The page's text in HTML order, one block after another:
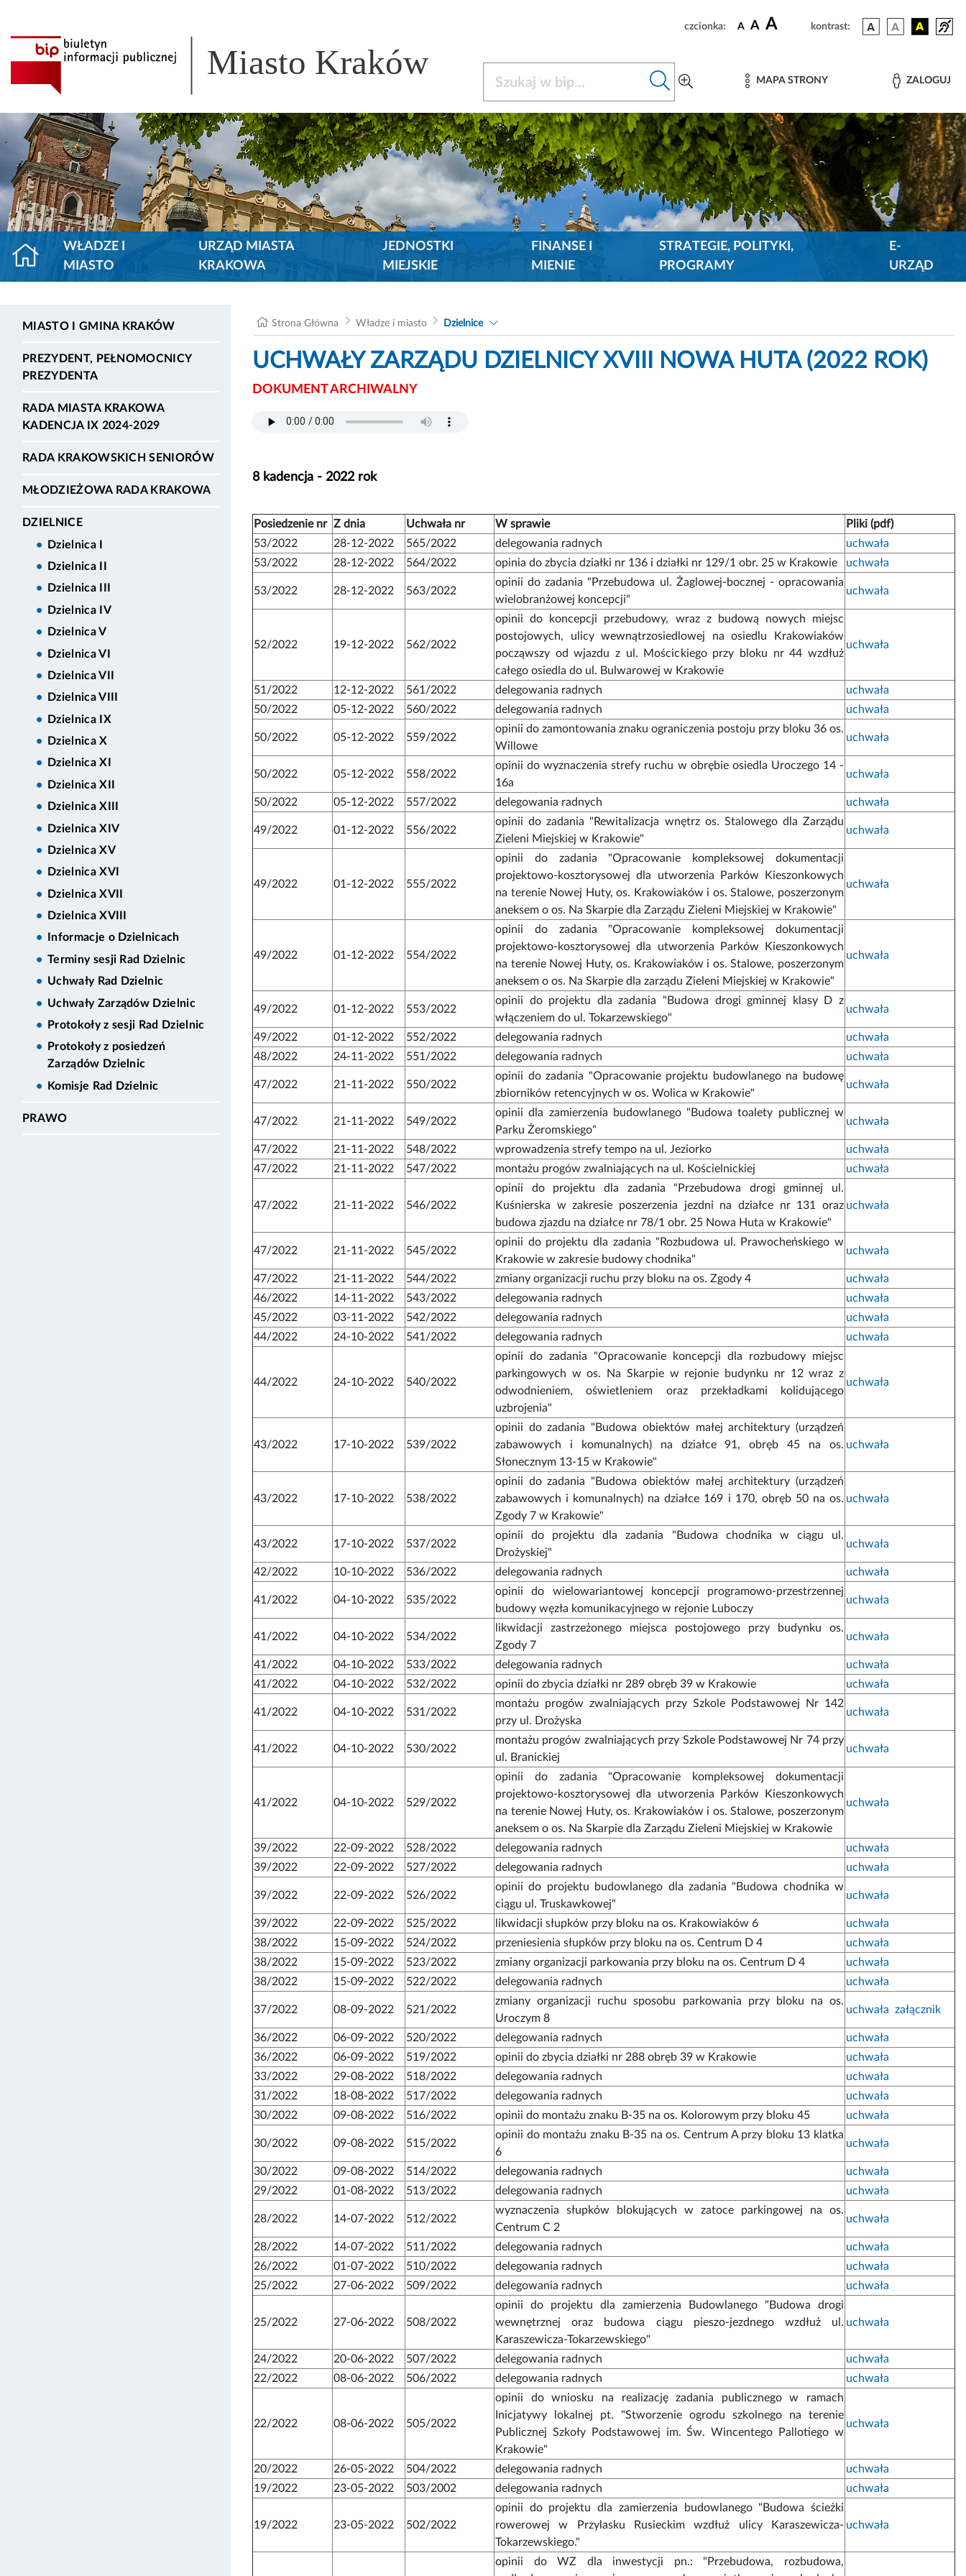
czcionka: A A A kontrast:
Miasto Kraków MAPA STRONY ZALOGUJ
WŁADZE I
MIASTO
URZĄD MIASTA
KRAKOWA
JEDNOSTKI
MIEJSKIE
FINANSE I
MIENIE
STRATEGIE, POLITYKI,
PROGRAMY
E-
URZĄD
MIASTO I GMINA KRAKÓW
PREZYDENT, PEŁNOMOCNICY
PREZYDENTA
RADA MIASTA KRAKOWA
KADENCJA IX 2024-2029
RADA KRAKOWSKICH SENIORÓW
MŁODZIEŻOWA RADA KRAKOWA
DZIELNICE
Dzielnica I
Dzielnica II
Dzielnica III
Dzielnica IV
Dzielnica V
Dzielnica VI
Dzielnica VII
Dzielnica VIII
Dzielnica IX
Dzielnica X
Dzielnica XI
Dzielnica XII
Dzielnica XIII
Dzielnica XIV
Dzielnica XV
Dzielnica XVI
Dzielnica XVII
Dzielnica XVIII
Informacje o Dzielnicach
Terminy sesji Rad Dzielnic
Uchwały Rad Dzielnic
Uchwały Zarządów Dzielnic
Protokoły z sesji Rad Dzielnic
Protokoły z posiedzeń
Zarządów Dzielnic
Komisje Rad Dzielnic
PRAWO
Strona Główna Władze i miasto Dzielnice
UCHWAŁY ZARZĄDU DZIELNICY XVIII NOWA HUTA (2022 ROK)
DOKUMENT ARCHIWALNY
8 kadencja - 2022 rok
Posiedzenie nr Z dnia Uchwała nr W sprawie
Pliki (pdf)
53/2022
28-12-2022 565/2022 delegowania radnych
uchwała
53/2022
28-12-2022 564/2022 opinia do zbycia działki nr 136 i działki nr 129/1 obr. 25 w Krakowie uchwała
53/2022 28-12-2022 563/2022
opinii do zadania "Przebudowa ul. Żaglowej-bocznej - opracowania
wielobranżowej koncepcji"
uchwała
52/2022 19-12-2022 562/2022
opinii do koncepcji przebudowy, wraz z budową nowych miejsc
postojowych, ulicy wewnątrzosiedlowej na osiedlu Krakowiaków
począwszy od wjazdu z ul. Mościckiego przy bloku nr 44 wzdłuż
całego osiedla do ul. Bulwarowej w Krakowie
uchwała
51/2022 12-12-2022 561/2022 delegowania radnych
uchwała
50/2022
05-12-2022 560/2022 delegowania radnych uchwała
50/2022 05-12-2022 559/2022
opinii do zamontowania znaku ograniczenia postoju przy bloku 36 os.
Willowe
uchwała
50/2022 05-12-2022 558/2022
opinii do wyznaczenia strefy ruchu w obrębie osiedla Uroczego 14 -
16a
uchwała
50/2022 05-12-2022 557/2022 delegowania radnych uchwała
49/2022 01-12-2022 556/2022
opinii do zadania "Rewitalizacja wnętrz os. Stalowego dla Zarządu
Zieleni Miejskiej w Krakowie"
uchwała
49/2022 01-12-2022 555/2022
opinii do zadania "Opracowanie kompleksowej dokumentacji
projektowo-kosztorysowej dla utworzenia Parków Kieszonkowych
na terenie Nowej Huty, os. Krakowiaków i os. Stalowe, poszerzonym
aneksem o os. Na Skarpie dla Zarządu Zieleni Miejskiej w Krakowie"
uchwała
49/2022 01-12-2022 554/2022
opinii do zadania "Opracowanie kompleksowej dokumentacji
projektowo-kosztorysowej dla utworzenia Parków Kieszonkowych
na terenie Nowej Huty, os. Krakowiaków i os. Stalowe, poszerzonym
aneksem o os. Na Skarpie dla zarządu Zieleni Miejskiej w Krakowie"
uchwała
49/2022 01-12-2022 553/2022
opinii do projektu dla zadania "Budowa drogi gminnej klasy D z
włączeniem do ul. Tokarzewskiego"
uchwała
49/2022 01-12-2022 552/2022 delegowania radnych
uchwała
48/2022
24-11-2022 551/2022 delegowania radnych uchwała
47/2022 21-11-2022 550/2022
opinii do zadania "Opracowanie projektu budowlanego na budowę
zbiorników retencyjnych w os. Wolica w Krakowie"
uchwała
47/2022 21-11-2022 549/2022
opinii dla zamierzenia budowlanego "Budowa toalety publicznej w
Parku Żeromskiego"
uchwała
47/2022 21-11-2022 548/2022 wprowadzenia strefy tempo na ul. Jeziorko
uchwała
47/2022
21-11-2022 547/2022 montażu progów zwalniających na ul. Kościelnickiej uchwała
47/2022 21-11-2022 546/2022
opinii do projektu dla zadania "Przebudowa drogi gminnej ul.
Kuśnierska w zakresie poszerzenia jezdni na działce nr 131 oraz
budowa zjazdu na działce nr 78/1 obr. 25 Nowa Huta w Krakowie"
uchwała
47/2022 21-11-2022 545/2022
opinii do projektu dla zadania "Rozbudowa ul. Prawocheńskiego w
Krakowie w zakresie budowy chodnika"
uchwała
47/2022 21-11-2022 544/2022 zmiany organizacji ruchu przy bloku na os. Zgody 4
uchwała
46/2022
14-11-2022 543/2022 delegowania radnych
uchwała
45/2022
03-11-2022 542/2022 delegowania radnych
uchwała
44/2022
24-10-2022 541/2022 delegowania radnych uchwała
44/2022 24-10-2022 540/2022
opinii do zadania "Opracowanie koncepcji dla rozbudowy miejsc
parkingowych w os. Na Skarpie w rejonie budynku nr 12 wraz z
odwodnieniem, oświetleniem oraz przekładkami kolidującego
uzbrojenia"
uchwała
43/2022 17-10-2022 539/2022
opinii do zadania "Budowa obiektów małej architektury (urządzeń
zabawowych i komunalnych) na działce 91, obręb 45 na os.
Słonecznym 13-15 w Krakowie"
uchwała
43/2022 17-10-2022 538/2022
opinii do zadania "Budowa obiektów małej architektury (urządzeń
zabawowych i komunalnych) na działce 169 i 170, obręb 50 na os.
Zgody 7 w Krakowie"
uchwała
43/2022 17-10-2022 537/2022
opinii do projektu dla zadania "Budowa chodnika w ciągu ul.
Drożyskiej"
uchwała
42/2022 10-10-2022 536/2022 delegowania radnych uchwała
41/2022 04-10-2022 535/2022
opinii do wielowariantowej koncepcji programowo-przestrzennej
budowy węzła komunikacyjnego w rejonie Luboczy
uchwała
41/2022 04-10-2022 534/2022
likwidacji zastrzeżonego miejsca postojowego przy budynku os.
Zgody 7
uchwała
41/2022 04-10-2022 533/2022 delegowania radnych
uchwała
41/2022
04-10-2022 532/2022 opinii do zbycia działki nr 289 obręb 39 w Krakowie uchwała
41/2022 04-10-2022 531/2022
montażu progów zwalniających przy Szkole Podstawowej Nr 142
przy ul. Drożyska
uchwała
41/2022 04-10-2022 530/2022
montażu progów zwalniających przy Szkole Podstawowej Nr 74 przy
ul. Branickiej
uchwała
41/2022 04-10-2022 529/2022
opinii do zadania "Opracowanie kompleksowej dokumentacji
projektowo-kosztorysowej dla utworzenia Parków Kieszonkowych
na terenie Nowej Huty, os. Krakowiaków i os. Stalowe, poszerzonym
aneksem o os. Na Skarpie dla Zarządu Zieleni Miejskiej w Krakowie
uchwała
39/2022 22-09-2022 528/2022 delegowania radnych
uchwała
39/2022
22-09-2022 527/2022 delegowania radnych uchwała
39/2022 22-09-2022 526/2022
opinii do projektu budowlanego dla zadania "Budowa chodnika w
ciągu ul. Truskawkowej"
uchwała
39/2022 22-09-2022 525/2022 likwidacji słupków przy bloku na os. Krakowiaków 6
uchwała
38/2022
15-09-2022 524/2022 przeniesienia słupków przy bloku na os. Centrum D 4
uchwała
38/2022
15-09-2022 523/2022 zmiany organizacji parkowania przy bloku na os. Centrum D 4
uchwała
38/2022
15-09-2022 522/2022 delegowania radnych uchwała
37/2022 08-09-2022 521/2022
zmiany organizacji ruchu sposobu parkowania przy bloku na os.
Uroczym 8
uchwała załącznik
36/2022 06-09-2022 520/2022 delegowania radnych
uchwała
36/2022
06-09-2022 519/2022 opinii do zbycia działki nr 288 obręb 39 w Krakowie
uchwała
33/2022
29-08-2022 518/2022 delegowania radnych
uchwała
31/2022
18-08-2022 517/2022 delegowania radnych
uchwała
30/2022
09-08-2022 516/2022 opinii do montażu znaku B-35 na os. Kolorowym przy bloku 45 uchwała
30/2022 09-08-2022 515/2022
opinii do montażu znaku B-35 na os. Centrum A przy bloku 13 klatka
6
uchwała
30/2022 09-08-2022 514/2022 delegowania radnych
uchwała
29/2022
01-08-2022 513/2022 delegowania radnych uchwała
28/2022 14-07-2022 512/2022
wyznaczenia słupków blokujących w zatoce parkingowej na os.
Centrum C 2
uchwała
28/2022 14-07-2022 511/2022 delegowania radnych
uchwała
26/2022
01-07-2022 510/2022 delegowania radnych
uchwała
25/2022
27-06-2022 509/2022 delegowania radnych uchwała
25/2022 27-06-2022 508/2022
opinii do projektu dla zamierzenia Budowlanego "Budowa drogi
wewnętrznej oraz budowa ciągu pieszo-jezdnego wzdłuż ul.
Karaszewicza-Tokarzewskiego"
uchwała
24/2022 20-06-2022 507/2022 delegowania radnych
uchwała
22/2022
08-06-2022 506/2022 delegowania radnych uchwała
22/2022 08-06-2022 505/2022
opinii do wniosku na realizację zadania publicznego w ramach
Inicjatywy lokalnej pt. "Stworzenie ogrodu szkolnego na terenie
Publicznej Szkoły Podstawowej im. Św. Wincentego Pallotiego w
Krakowie"
uchwała
20/2022 26-05-2022 504/2022 delegowania radnych
uchwała
19/2022
23-05-2022 503/2002 delegowania radnych uchwała
19/2022 23-05-2022 502/2022
opinii do projektu dla zamierzenia budowlanego "Budowa ścieżki
rowerowej w Przylasku Rusieckim wzdłuż ulicy Karaszewicza-
Tokarzewskiego."
uchwała
opinii do WZ dla inwestycji pn.: "Przebudowa, rozbudowa,